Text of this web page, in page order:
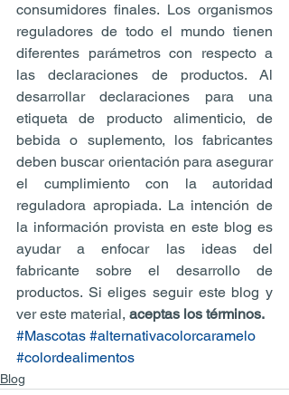
consumidores finales. Los organismos
reguladores de todo el mundo tienen
diferentes parámetros con respecto a
las declaraciones de productos. Al
desarrollar declaraciones para una
etiqueta de producto alimenticio, de
bebida o suplemento, los fabricantes
deben buscar orientación para asegurar
el cumplimiento con la autoridad
reguladora apropiada. La intención de
la información provista en este blog es
ayudar a enfocar las ideas del
fabricante sobre el desarrollo de
productos. Si eliges seguir este blog y
ver este material, aceptas los términos.
#Mascotas #alternativacolorcaramelo
#colordealimentos
Blog